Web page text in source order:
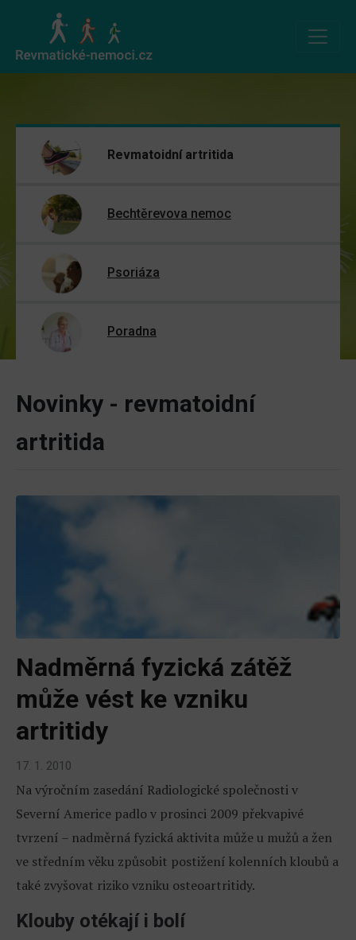
Revmatoidní artritida
Bechtěrevova nemoc
Psoriáza
Poradna
Novinky - revmatoidní
artritida
Nadměrná fyzická zátěž
může vést ke vzniku
artritidy
17. 1. 2010
Na výročním zasedání Radiologické společnosti v
Severní Americe padlo v prosinci 2009 překvapivé
tvrzení – nadměrná fyzická aktivita může u mužů a žen
ve středním věku způsobit postižení kolenních kloubů a
také zvyšovat riziko vzniku osteoartritidy.
Klouby otékají i bolí